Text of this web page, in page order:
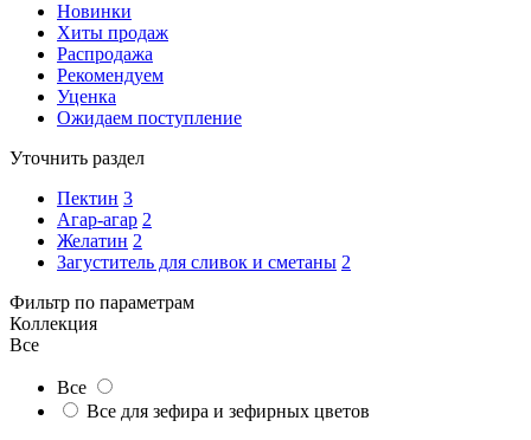
Новинки
Хиты продаж
Распродажа
Рекомендуем
Уценка
Ожидаем поступление
Уточнить раздел
Пектин 3
Агар-агар 2
Желатин 2
Загуститель для сливок и сметаны 2
Фильтр по параметрам
Коллекция
Все
Все
Все для зефира и зефирных цветов